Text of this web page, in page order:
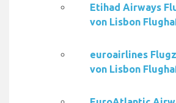
Etihad Airways
von Lisbon
euroairlines
von Lisbon